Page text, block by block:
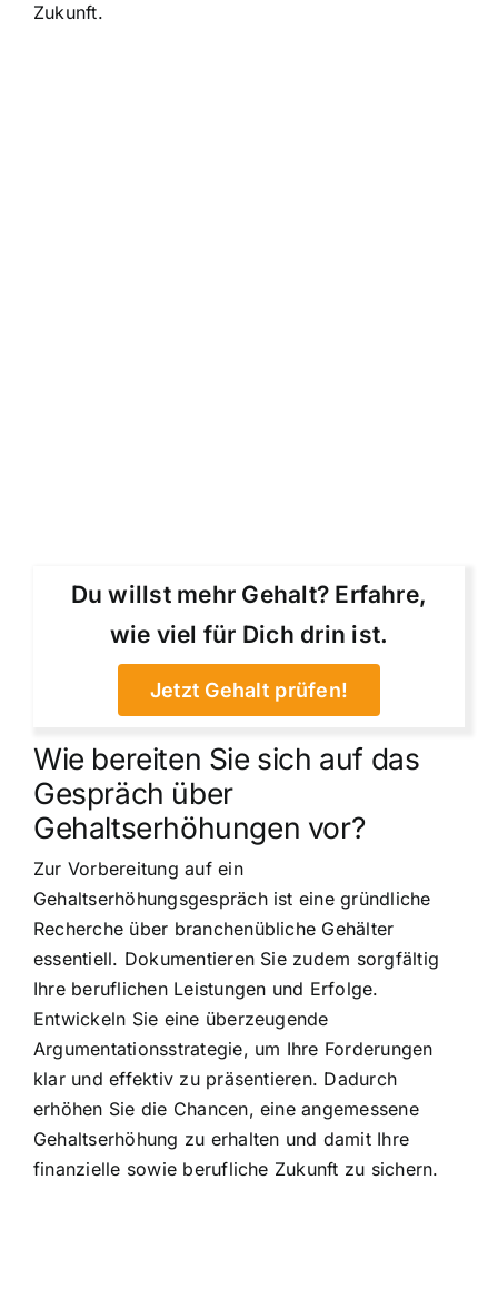
Zukunft.
Du willst mehr Gehalt? Erfahre,
wie viel für Dich drin ist.
Jetzt Gehalt prüfen!
Wie bereiten Sie sich auf das
Gespräch über
Gehaltserhöhungen vor?
Zur Vorbereitung auf ein
Gehaltserhöhungsgespräch ist eine gründliche
Recherche über branchenübliche Gehälter
essentiell. Dokumentieren Sie zudem sorgfältig
Ihre beruflichen Leistungen und Erfolge.
Entwickeln Sie eine überzeugende
Argumentationsstrategie, um Ihre Forderungen
klar und effektiv zu präsentieren. Dadurch
erhöhen Sie die Chancen, eine angemessene
Gehaltserhöhung zu erhalten und damit Ihre
finanzielle sowie berufliche Zukunft zu sichern.